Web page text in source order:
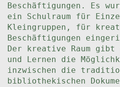
Beschäftigungen. Es
ein Schulraum für
Kleingruppen, für
Beschäftigungen
Der kreative Raum gibt
und Lernen die
inzwischen die
bibliothekischen